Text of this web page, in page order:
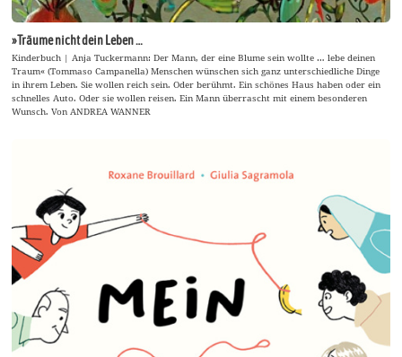
»Träume nicht dein Leben …
Kinderbuch | Anja Tuckermann: Der Mann, der eine Blume sein wollte … lebe deinen
Traum« (Tommaso Campanella) Menschen wünschen sich ganz unterschiedliche Dinge
in ihrem Leben. Sie wollen reich sein. Oder berühmt. Ein schönes Haus haben oder ein
schnelles Auto. Oder sie wollen reisen. Ein Mann überrascht mit einem besonderen
Wunsch. Von ANDREA WANNER